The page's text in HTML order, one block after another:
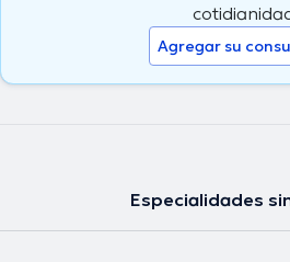
Agregar su
Especialidades